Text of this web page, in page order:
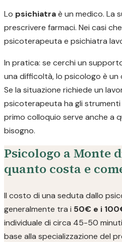
Lo psichiatraè un medico. La
prescrivere farmaci. Nei casi
psicoterapeuta e psichiatra
In pratica: se cerchi un
una difficoltà, lo psicologo è
Se la situazione richiede un
psicoterapeuta ha gli
primo colloquio serve anche a
bisogno.
Psicologo a Monte
quanto costa e
Il costo di una seduta dallo
generalmente tra i 50€ e i
individuale di circa 45-50
base alla specializzazione del